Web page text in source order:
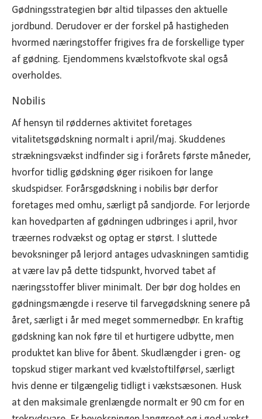
Gødningsstrategien bør altid tilpasses den aktuelle
jordbund. Derudover er der forskel på hastigheden
hvormed næringstoffer frigives fra de forskellige typer
af gødning. Ejendommens kvælstofkvote skal også
overholdes.
Nobilis
Af hensyn til røddernes aktivitet foretages
vitalitetsgødskning normalt i april/maj. Skuddenes
strækningsvækst indfinder sig i forårets første måneder,
hvorfor tidlig gødskning øger risikoen for lange
skudspidser. Forårsgødskning i nobilis bør derfor
foretages med omhu, særligt på sandjorde. For lerjorde
kan hovedparten af gødningen udbringes i april, hvor
træernes rodvækst og optag er størst. I sluttede
bevoksninger på lerjord antages udvaskningen samtidig
at være lav på dette tidspunkt, hvorved tabet af
næringsstoffer bliver minimalt. Der bør dog holdes en
gødningsmængde i reserve til farvegødskning senere på
året, særligt i år med meget sommernedbør. En kraftig
gødskning kan nok føre til et hurtigere udbytte, men
produktet kan blive for åbent. Skudlængder i gren- og
topskud stiger markant ved kvælstoftilførsel, særligt
hvis denne er tilgængelig tidligt i vækstsæsonen. Husk
at den maksimale grenlængde normalt er 90 cm for en